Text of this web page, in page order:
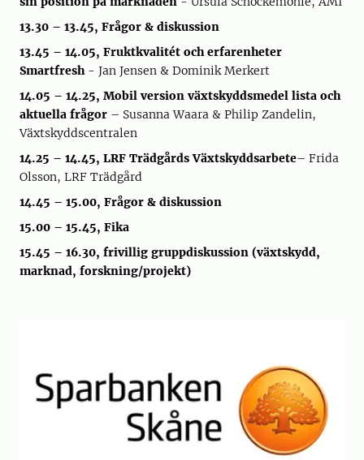
13.30 – 13.45, Frågor & diskussion
13.45 – 14.05, Fruktkvalitét och erfarenheter
Smartfresh- Jan Jensen & Dominik Merkert
14.05 – 14.25, Mobil version växtskyddsmedel lista och
aktuella frågor – Susanna Waara & Philip Zandelin,
Växtskyddscentralen
14.25 – 14.45, LRF Trädgårds Växtskyddsarbete– Frida
Olsson, LRF Trädgård
14.45 – 15.00, Frågor & diskussion
15.00 – 15.45, Fika
15.45 – 16.30, frivillig gruppdiskussion (växtskydd,
marknad, forskning/projekt)